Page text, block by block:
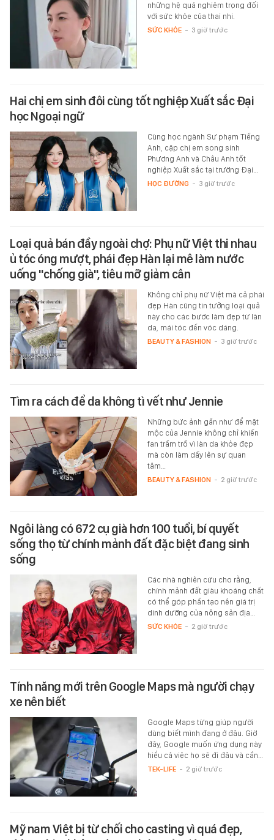
những hệ quả nghiêm trọng đối
với sức khỏe của thai nhi.
SỨC KHỎE - 3 giờ trước
Hai chị em sinh đôi cùng tốt nghiệp Xuất sắc Đại
học Ngoại ngữ
Cùng học ngành Sư phạm Tiếng
Anh, cặp chị em song sinh
Phương Anh và Châu Anh tốt
nghiệp Xuất sắc tại trường Đại…
HỌC ĐƯỜNG - 3 giờ trước
Loại quả bán đầy ngoài chợ: Phụ nữ Việt thi nhau
ủ tóc óng mượt, phái đẹp Hàn lại mê làm nước
uống "chống già", tiêu mỡ giảm cân
Không chỉ phụ nữ Việt mà cả phái
đẹp Hàn cũng tin tưởng loại quả
này cho các bước làm đẹp từ làn
da, mái tóc đến vóc dáng.
BEAUTY & FASHION - 3 giờ trước
Tìm ra cách để da không tì vết như Jennie
Những bức ảnh gần như để mặt
mộc của Jennie không chỉ khiến
fan trầm trồ vì làn da khỏe đẹp
mà còn làm dấy lên sự quan
tâm…
BEAUTY & FASHION - 2 giờ trước
Ngôi làng có 672 cụ già hơn 100 tuổi, bí quyết
sống thọ từ chính mảnh đất đặc biệt đang sinh
sống
Các nhà nghiên cứu cho rằng,
chính mảnh đất giàu khoáng chất
có thể góp phần tạo nên giá trị
dinh dưỡng của nông sản địa…
SỨC KHỎE - 2 giờ trước
Tính năng mới trên Google Maps mà người chạy
xe nên biết
Google Maps từng giúp người
dùng biết mình đang ở đâu. Giờ
đây, Google muốn ứng dụng này
hiểu cả việc họ sẽ đi đâu và cần…
TEK-LIFE - 2 giờ trước
Mỹ nam Việt bị từ chối cho casting vì quá đẹp,